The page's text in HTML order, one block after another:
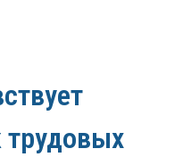
трудовых